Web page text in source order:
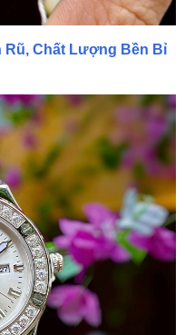
Rũ, Chất Lượng Bền Bỉ